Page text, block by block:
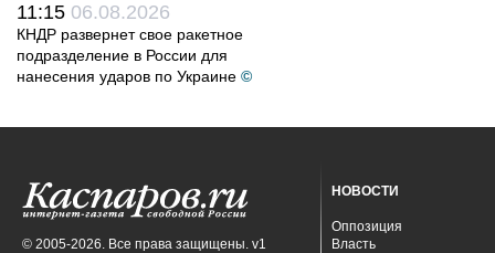
11:15 06.08.2026
КНДР развернет свое ракетное
подразделение в России для
нанесения ударов по Украине ©
© 2005-2026. Все права защищены. v1
НОВОСТИ
Оппозиция
Власть